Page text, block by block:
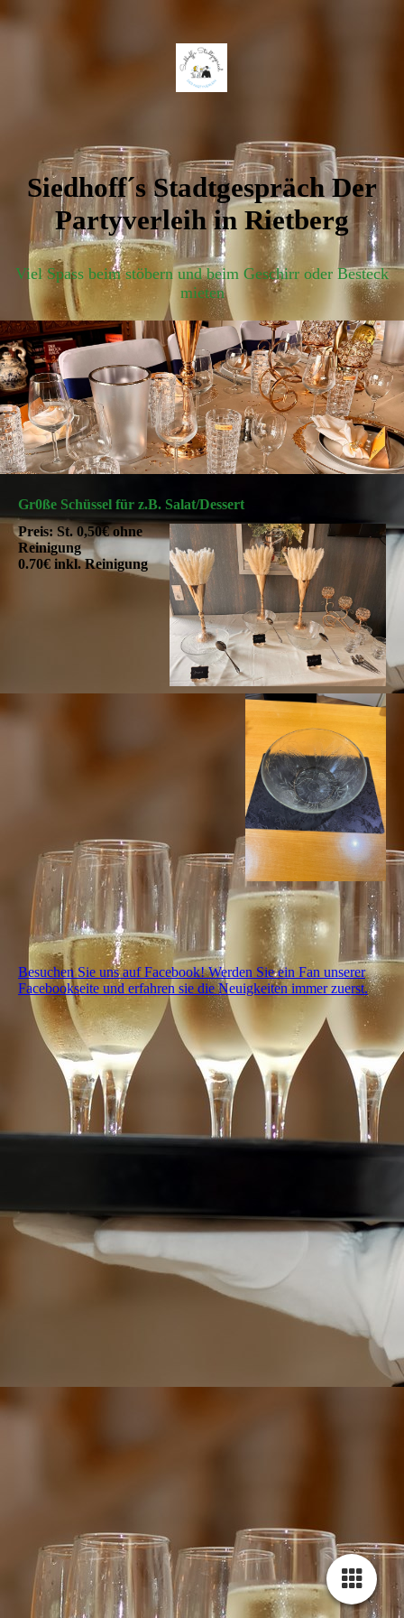
Siedhoff´s Stadtgespräch Der
Partyverleih in Rietberg
Viel Spass beim stöbern und beim Geschirr oder Besteck
mieten
Gr0ße Schüssel für z.B. Salat/Dessert
Preis: St. 0,50€ ohne
Reinigung
0.70€ inkl. Reinigung
Besuchen Sie uns auf Facebook! Werden Sie ein Fan unserer
Facebookseite und erfahren sie die Neuigkeiten immer zuerst.